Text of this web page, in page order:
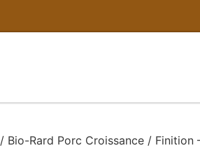
/ Bio-Rard Porc Croissance / Finition